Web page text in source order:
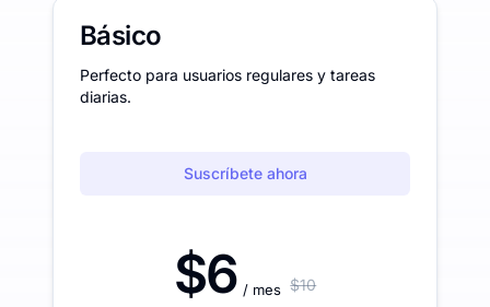
Básico
Perfecto para usuarios regulares y tareas
diarias.
Suscríbete ahora
$6 / mes $10